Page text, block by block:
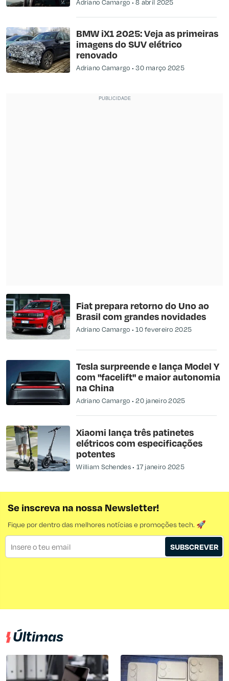
Adriano Camargo 8 abril 2025
BMW iX1 2025: Veja as primeiras
imagens do SUV elétrico
renovado
Adriano Camargo 30 março 2025
Fiat prepara retorno do Uno ao
Brasil com grandes novidades
Adriano Camargo 10 fevereiro 2025
Tesla surpreende e lança Model Y
com "facelift" e maior autonomia
na China
Adriano Camargo 20 janeiro 2025
Xiaomi lança três patinetes
elétricos com especificações
potentes
William Schendes 17 janeiro 2025
Se inscreva na nossa Newsletter!
Fique por dentro das melhores notícias e promoções tech. 🚀
SUBSCREVER
Últimas